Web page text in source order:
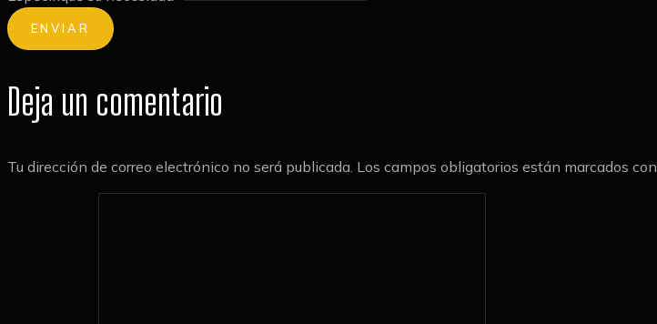
m
b
e
e
e
ENVIAR
Deja un comentario
Tu dirección de correo electrónico no será publicada. Los campos obligatorios están marcados con